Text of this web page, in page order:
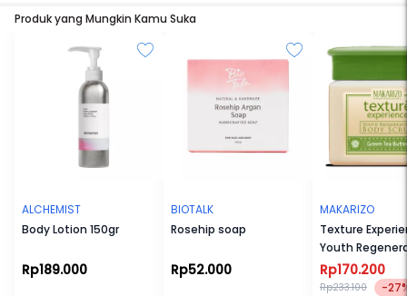
EKSTRAK DAUN LIDAH BUAYA & AKAR GINSENG
Diperkaya dengan ekstrak daun lidah buaya dan akar ginseng
yang dikenal sebagai bahan alami yang meresap ke dalam kulit
kepala untuk mencegah penipisan rambut serta memperkuat akar
rambut sehingga membuat rambut menjadi tetap kuat dan tebal.
Mengandung mentol yang memberikan rasa segar dan dingin
pada kulit kepala
Produk yang Mungkin Kamu Suka
ALCHEMIST
Body Lotion 150gr
Rp189.000
BIOTALK
Rosehip soap
Rp52.000
MAKARIZO
Texture
Youth
Body Scrub
500 mL
Rp170.200
Rp233.100 -